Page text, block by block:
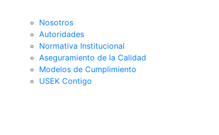
Nosotros
Autoridades
Normativa Institucional
Aseguramiento de la Calidad
Modelos de Cumplimiento
USEK Contigo